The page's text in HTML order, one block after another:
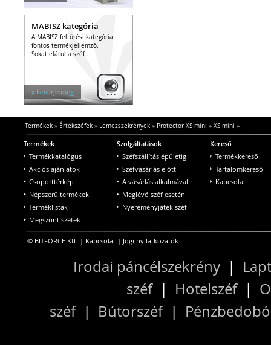
MABISZ kategória
A MABISZ feltörési kategória
fontos termékjellemző.
Sokat elárul a széf...
» Ismerje meg
Termékek» Értékszéfek» Lemezszekrények» Protector XS mini » XS mini »
Termékek
Termékkatalógus
Akciós ajánlatok
Csoporttérkép
Népszerű termékek
Terméklisták
Megszűnt széfek
Szolgáltatások
Széfszállítás épületig
Széfvásárlás előtt
A vásárlás alkalmával
Meglévő széf esetén
Nyereményjáték széf
Kereső
Termékkereső
Tartalomkereső
Kapcsolat
© BITFORCE Kft. | Kapcsolat | Jogi nyilatkozatok
Irodai páncélszekrény |
széf| Hotelszéf|
széf| Bútorszéf|